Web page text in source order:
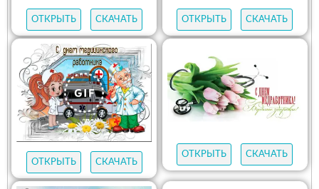
ОТКРЫТЬ СКАЧАТЬ ОТКРЫТЬ СКАЧАТЬ
ОТКРЫТЬ СКАЧАТЬ
ОТКРЫТЬ СКАЧАТЬ